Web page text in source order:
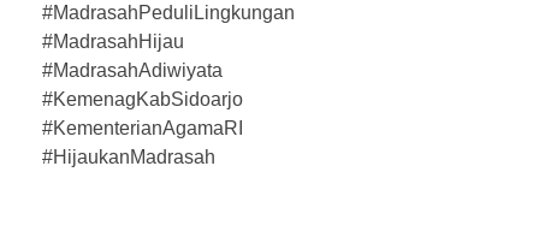
#MadrasahPeduliLingkungan
#MadrasahHijau
#MadrasahAdiwiyata
#KemenagKabSidoarjo
#KementerianAgamaRI
#HijaukanMadrasah